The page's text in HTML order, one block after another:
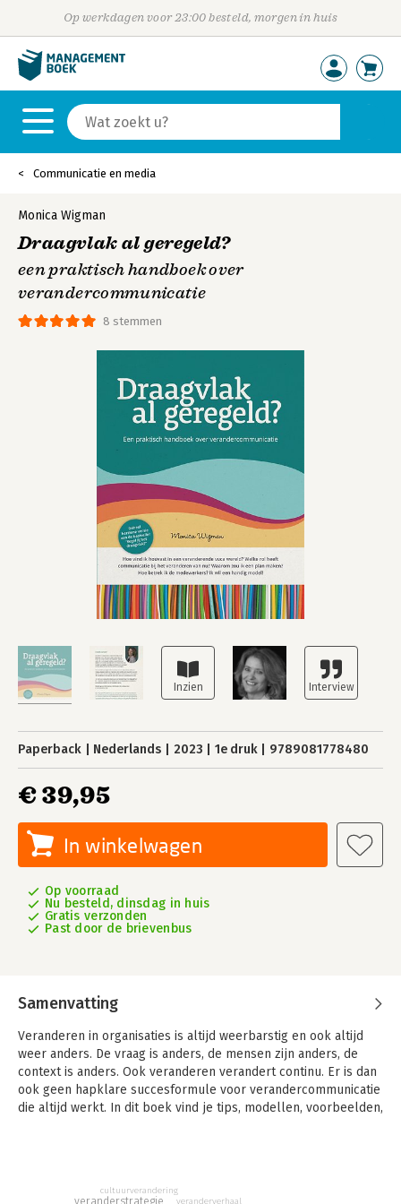
Op werkdagen voor 23:00 besteld, morgen in huis
Communicatie en media
8 stemmen
Monica Wigman
Draagvlak al geregeld?
een praktisch handboek over
verandercommunicatie
Paperback Nederlands 2023 1e druk 9789081778480
€ 39,95
In winkelwagen
Op voorraad
Nu besteld, dinsdag in huis
Gratis verzonden
Past door de brievenbus
Samenvatting
Veranderen in organisaties is altijd weerbarstig en ook altijd
weer anders. De vraag is anders, de mensen zijn anders, de
context is anders. Ook veranderen verandert continu. Er is dan
ook geen hapklare succesformule voor verandercommunicatie
die altijd werkt. In dit boek vind je tips, modellen, voorbeelden,
communicatieprofessionals die een handig naslagwerk zoeken
cultuurverandering
veranderverhaal